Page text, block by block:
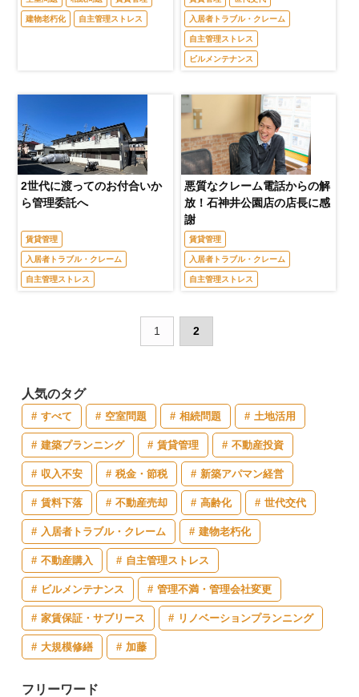
建物老朽化 自主管理ストレス 入居者トラブル・クレーム
自主管理ストレス
ビルメンテナンス
2世代に渡ってのお付合いか
ら管理委託へ
賃貸管理
入居者トラブル・クレーム
自主管理ストレス
悪質なクレーム電話からの解
放！石神井公園店の店長に感
謝
賃貸管理
入居者トラブル・クレーム
自主管理ストレス
1 2
人気のタグ
すべて 空室問題 相続問題 土地活用
建築プランニング 賃貸管理 不動産投資
収入不安 税金・節税 新築アパマン経営
賃料下落 不動産売却 高齢化 世代交代
入居者トラブル・クレーム 建物老朽化
不動産購入 自主管理ストレス
ビルメンテナンス 管理不満・管理会社変更
家賃保証・サブリース リノベーションプランニング
大規模修繕 加藤
フリーワード